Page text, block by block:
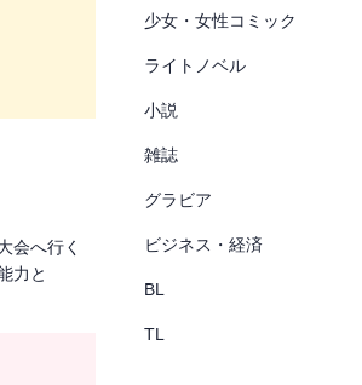
会へ行く
力と
少女・女性コミック
ライトノベル
小説
雑誌
グラビア
ビジネス・経済
BL
TL